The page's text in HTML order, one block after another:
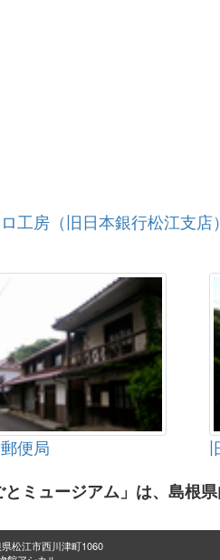
工房（旧日本銀行松江支店
便局
とミュージアム」は、島根
松江市西川津町1060